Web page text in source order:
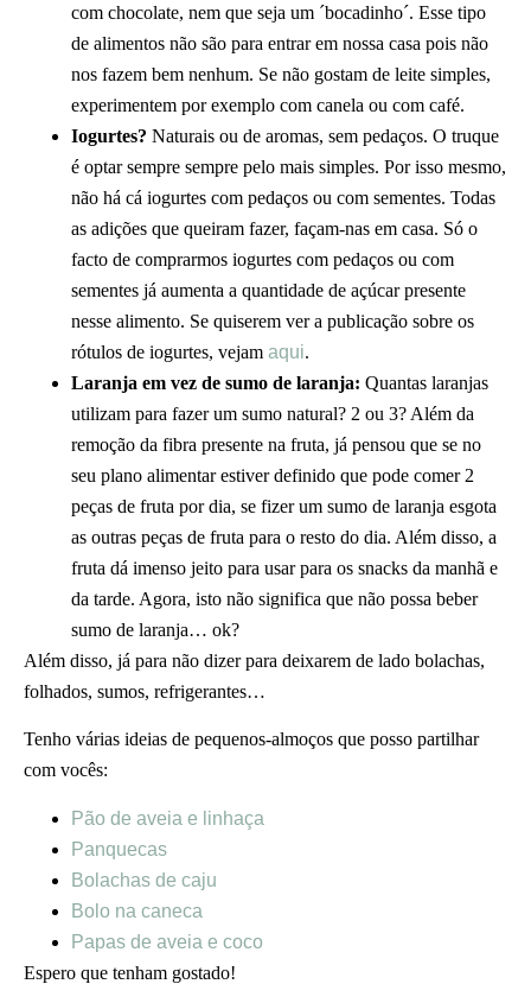
com chocolate, nem que seja um ´bocadinho´. Esse tipo
de alimentos não são para entrar em nossa casa pois não
nos fazem bem nenhum. Se não gostam de leite simples,
experimentem por exemplo com canela ou com café.
Iogurtes? Naturais ou de aromas, sem pedaços. O truque
é optar sempre sempre pelo mais simples. Por isso mesmo,
não há cá iogurtes com pedaços ou com sementes. Todas
as adições que queiram fazer, façam-nas em casa. Só o
facto de comprarmos iogurtes com pedaços ou com
sementes já aumenta a quantidade de açúcar presente
nesse alimento. Se quiserem ver a publicação sobre os
rótulos de iogurtes, vejam aqui.
Laranja em vez de sumo de laranja: Quantas laranjas
utilizam para fazer um sumo natural? 2 ou 3? Além da
remoção da fibra presente na fruta, já pensou que se no
seu plano alimentar estiver definido que pode comer 2
peças de fruta por dia, se fizer um sumo de laranja esgota
as outras peças de fruta para o resto do dia. Além disso, a
fruta dá imenso jeito para usar para os snacks da manhã e
da tarde. Agora, isto não significa que não possa beber
sumo de laranja… ok?
Além disso, já para não dizer para deixarem de lado bolachas,
folhados, sumos, refrigerantes…
Tenho várias ideias de pequenos-almoços que posso partilhar
com vocês:
Pão de aveia e linhaça
Panquecas
Bolachas de caju
Bolo na caneca
Papas de aveia e coco
Espero que tenham gostado!